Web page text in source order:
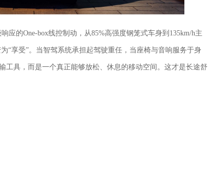
应的One-box线控制动，从85%高强度钢笼式车身到135km/h主
“享受”。当智驾系统承担起驾驶重任，当座椅与音响服务于身
工具，而是一个真正能够放松、休息的移动空间。这才是长途舒